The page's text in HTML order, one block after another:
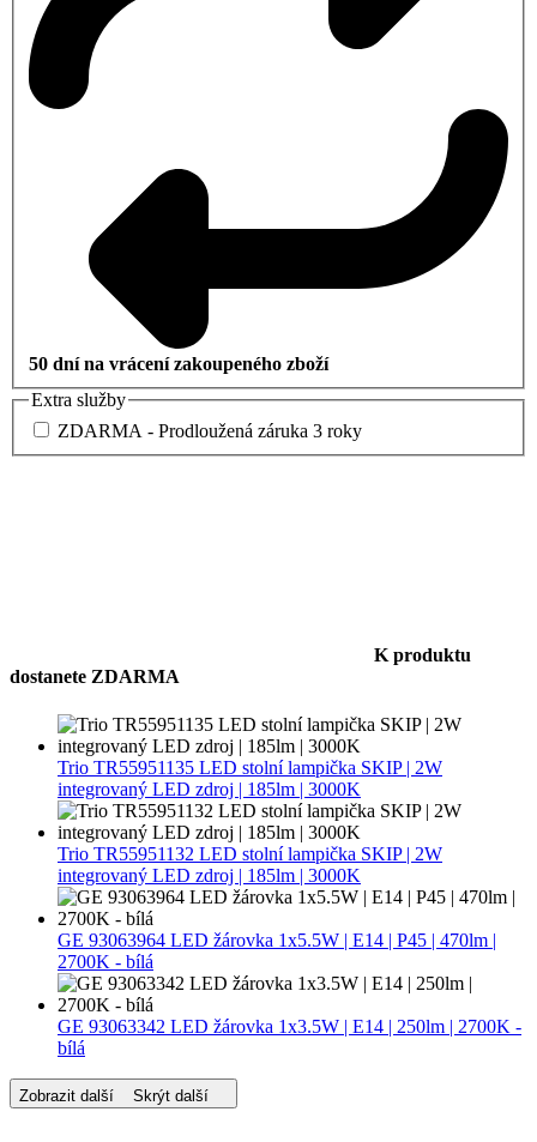
50 dní na vrácení zakoupeného zboží
Extra služby
ZDARMA - Prodloužená záruka 3 roky
K produktu
dostanete ZDARMA
Trio TR55951135 LED stolní lampička SKIP | 2W
integrovaný LED zdroj | 185lm | 3000K
Trio TR55951132 LED stolní lampička SKIP | 2W
integrovaný LED zdroj | 185lm | 3000K
GE 93063964 LED žárovka 1x5.5W | E14 | P45 | 470lm |
2700K - bílá
GE 93063342 LED žárovka 1x3.5W | E14 | 250lm | 2700K -
bílá
Zobrazit další Skrýt další